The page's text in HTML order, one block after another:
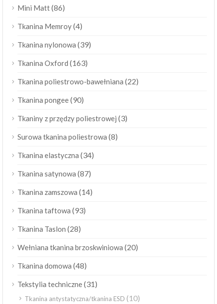
Mini Matt(86)
Tkanina Memroy(4)
Tkanina nylonowa (39)
Tkanina Oxford (163)
Tkanina poliestrowo-bawełniana (22)
Tkanina pongee(90)
Tkaniny z przędzy poliestrowej (3)
Surowa tkanina poliestrowa (8)
Tkanina elastyczna (34)
Tkanina satynowa (87)
Tkanina zamszowa (14)
Tkanina taftowa (93)
Tkanina Taslon (28)
Wełniana tkanina brzoskwiniowa (20)
Tkanina domowa (48)
Tekstylia techniczne(31)
Tkanina antystatyczna/tkanina ESD (10)